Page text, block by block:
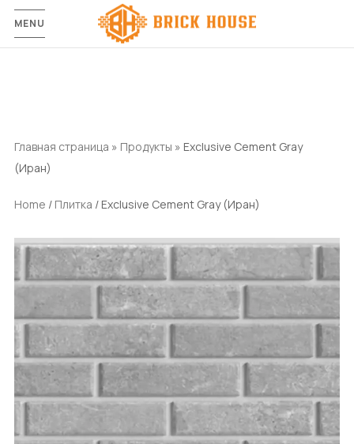
MENU
Главная страница » Продукты » Exclusive Cement Gray
(Иран)
Home / Плитка / Exclusive Cement Gray (Иран)